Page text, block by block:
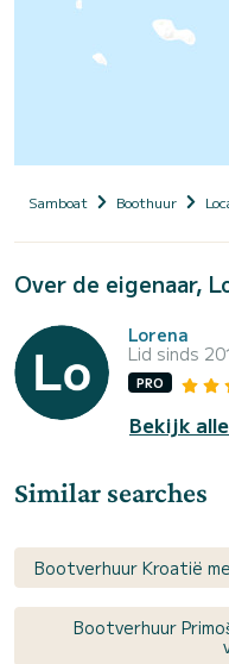
Samboat Boothuur
Over de eigenaar,
Lorena
Lid sinds
PRO
Bekijk
Similar searches
Bootverhuur Kroatië
Bootverhuur